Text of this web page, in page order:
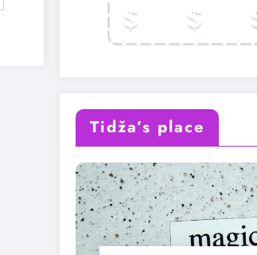
Tidža’s place